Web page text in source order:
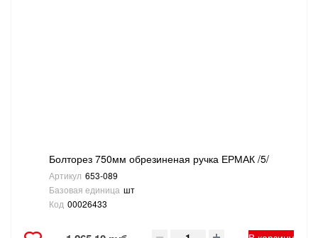
Болторез 750мм обрезиненая ручка ЕРМАК /5/
Артикул 653-089
Базовая единица шт
Код 00026433